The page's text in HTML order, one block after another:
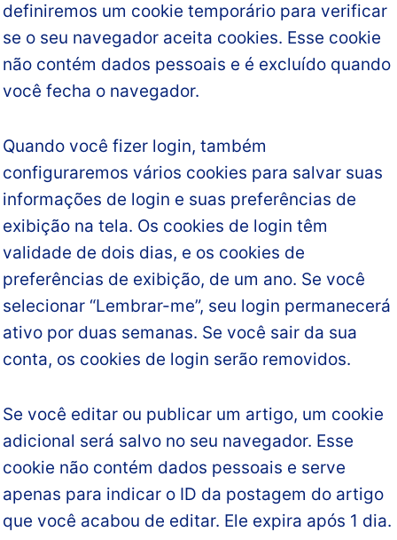
definiremos um cookie temporário para verificar
se o seu navegador aceita cookies. Esse cookie
não contém dados pessoais e é excluído quando
você fecha o navegador.
Quando você fizer login, também
configuraremos vários cookies para salvar suas
informações de login e suas preferências de
exibição na tela. Os cookies de login têm
validade de dois dias, e os cookies de
preferências de exibição, de um ano. Se você
selecionar “Lembrar-me”, seu login permanecerá
ativo por duas semanas. Se você sair da sua
conta, os cookies de login serão removidos.
Se você editar ou publicar um artigo, um cookie
adicional será salvo no seu navegador. Esse
cookie não contém dados pessoais e serve
apenas para indicar o ID da postagem do artigo
que você acabou de editar. Ele expira após 1 dia.